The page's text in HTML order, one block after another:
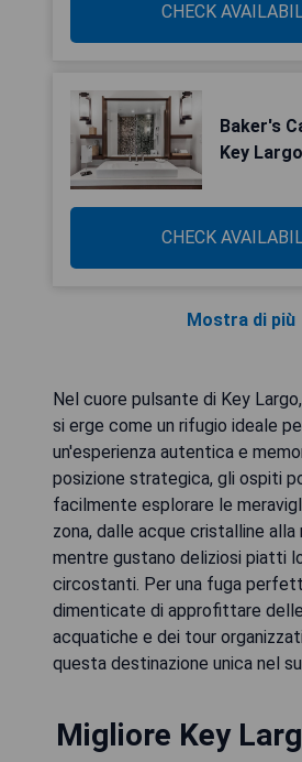
CHECK
Baker's
Key
CHECK
Mostra di più
Nel cuore pulsante di Key
si erge come un rifugio ideale
un'esperienza autentica e
posizione strategica, gli ospiti
facilmente esplorare le
zona, dalle acque cristalline alla
mentre gustano deliziosi piatti
circostanti. Per una fuga
dimenticate di approfittare
acquatiche e dei tour
questa destinazione unica nel
Migliore Key